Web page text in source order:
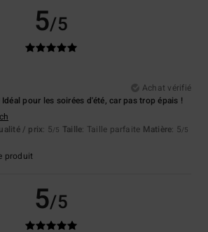
5/5
Achat vérifié
pour les soirées d'été, car pas trop épais !
/ prix: 5/5 Taille: Taille parfaite Matière: 5/5
produit
5/5